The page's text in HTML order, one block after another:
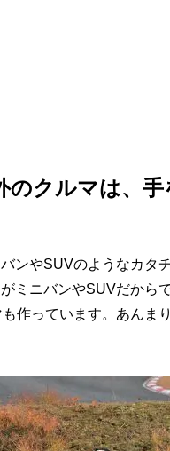
クルマは、
ンやSUVのようなカタ
ミニバンやSUVだから
作っています。あんま